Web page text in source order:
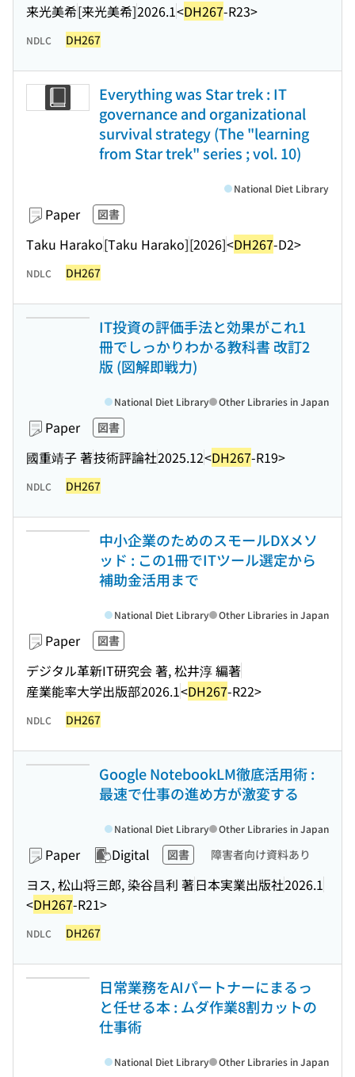
来光美希[来光美希]2026.1<DH267-R23>
NDLC DH267
Everything was Star trek : IT
governance and organizational
survival strategy (The "learning
from Star trek" series ; vol. 10)
Paper 図書
Taku Harako[Taku Harako][2026]<DH267-D2>
National Diet Library
NDLC DH267
IT投資の評価手法と効果がこれ1
冊でしっかりわかる教科書 改訂2
版 (図解即戦力)
Paper 図書
國重靖子 著技術評論社2025.12<DH267-R19>
National Diet Library Other Libraries in Japan
NDLC DH267
中小企業のためのスモールDXメソ
ッド : この1冊でITツール選定から
補助金活用まで
Paper 図書
デジタル革新IT研究会 著, 松井淳 編著
産業能率大学出版部2026.1<DH267-R22>
National Diet Library Other Libraries in Japan
NDLC DH267
Google NotebookLM徹底活用術 :
最速で仕事の進め方が激変する
Paper Digital 図書 障害者向け資料あり
ヨス, 松山将三郎, 染谷昌利 著日本実業出版社2026.1
<DH267-R21>
National Diet Library Other Libraries in Japan
NDLC DH267
日常業務をAIパートナーにまるっ
と任せる本 : ムダ作業8割カットの
仕事術
National Diet Library Other Libraries in Japan